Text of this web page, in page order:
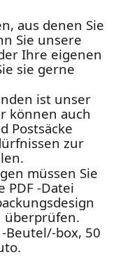
aus denen Sie
Sie unsere
Ihre eigenen
sie gerne
ist unser
können auch
Postsäcke
zur
müssen Sie
PDF -Datei
überprüfen.
Beutel/-box, 50